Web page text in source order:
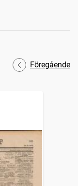
Föregående